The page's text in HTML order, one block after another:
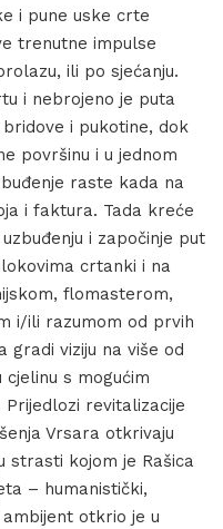
i pune uske crte
trenutne impulse
ili po sjećanju.
i nebrojeno je puta
i pukotine, dok
površinu i u jednom
raste kada na
i faktura. Tada kreće
i započinje put
crtanki i na
flomasterom,
i/ili razumom od prvih
gradi viziju na više od
s mogućim
revitalizacije
Vrsara otkrivaju
strasti kojom je Rašica
– humanistički,
otkrio je u